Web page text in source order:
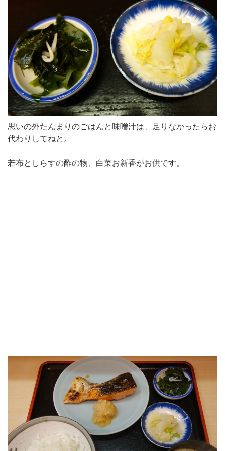
思いの外たんまりのごはんと味噌汁は、足りなかったらお
代わりしてねと。
若布としらすの酢の物、白菜お新香がお供です。